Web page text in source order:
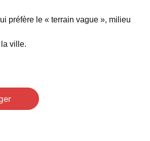
préfère le « terrain vague », milieu
ville.